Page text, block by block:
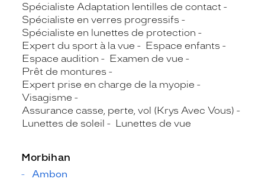
Spécialiste Adaptation lentilles de contact
Spécialiste en verres progressifs
Spécialiste en lunettes de protection
Expert du sport à la vue
Espace enfants
Espace audition
Examen de vue
Prêt de montures
Expert prise en charge de la myopie
Visagisme
Assurance casse, perte, vol (Krys Avec Vous)
Lunettes de soleil
Lunettes de vue
Morbihan
Ambon